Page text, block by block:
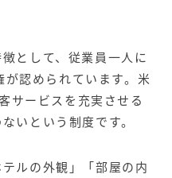
として、従業員一人に
認められています。米
サービスを充実させる
いという制度です。
ルの外観」「部屋の内